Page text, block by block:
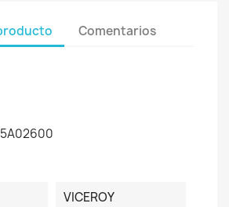
Comentarios
VICEROY